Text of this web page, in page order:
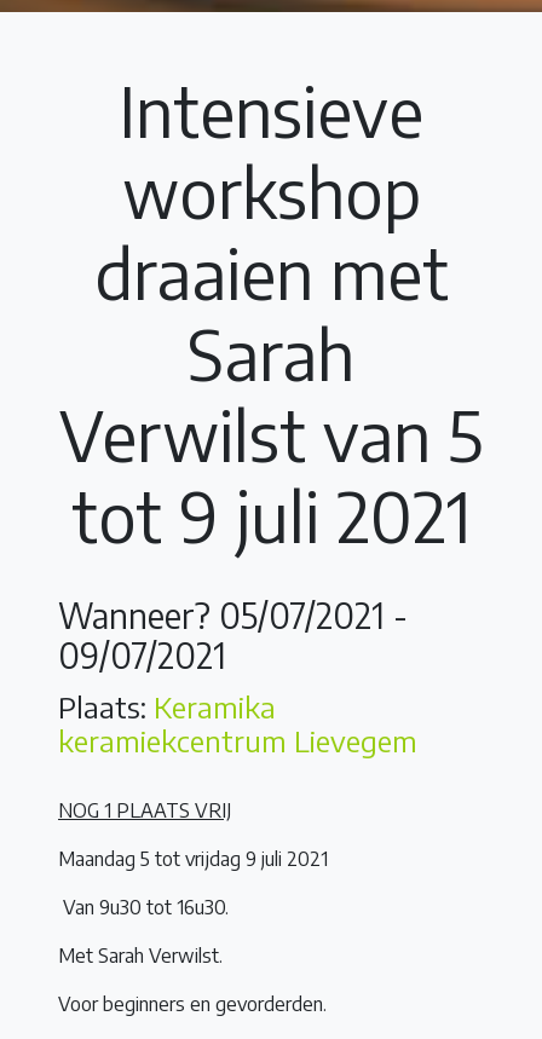
Intensieve
workshop
draaien met
Sarah
Verwilst van 5
tot 9 juli 2021
Wanneer? 05/07/2021 -
09/07/2021
Plaats: Keramika
keramiekcentrum Lievegem
NOG 1 PLAATS VRIJ
Maandag 5 tot vrijdag 9 juli 2021
Van 9u30 tot 16u30.
Met Sarah Verwilst.
Voor beginners en gevorderden.